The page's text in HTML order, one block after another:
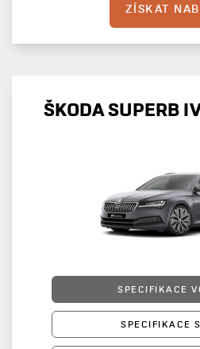
ZÍSKAT
ŠKODA SUPERB
SPECIFIKACE
SPECIFIKACE